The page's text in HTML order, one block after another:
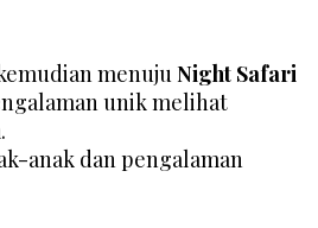
menujuNight Safari
unik melihat
anak dan pengalaman